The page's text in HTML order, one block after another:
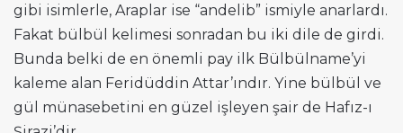
gibi isimlerle, Araplar ise “andelib” ismiyle anarlardı.
Fakat bülbül kelimesi sonradan bu iki dile de girdi.
Bunda belki de en önemli pay ilk Bülbülname’yi
kaleme alan Feridüddin Attar’ındır. Yine bülbül ve
gül münasebetini en güzel işleyen şair de Hafız-ı